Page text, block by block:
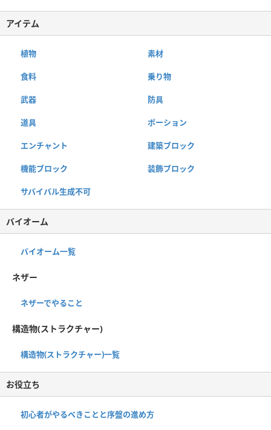
アイテム
植物 素材
食料 乗り物
武器 防具
道具 ポーション
エンチャント 建築ブロック
機能ブロック 装飾ブロック
サバイバル生成不可
バイオーム
バイオーム一覧
ネザー
ネザーでやること
構造物(ストラクチャー)
構造物(ストラクチャー)一覧
お役立ち
初心者がやるべきことと序盤の進め方